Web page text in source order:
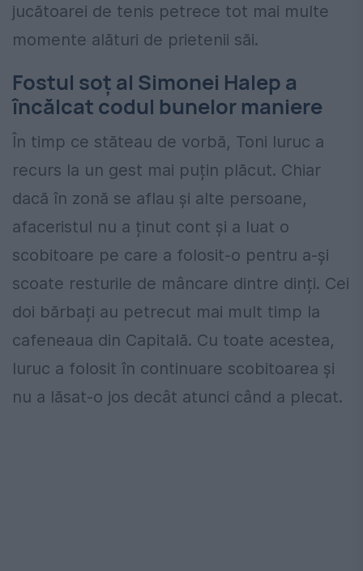
jucătoarei de tenis petrece tot mai multe
momente alături de prietenii săi.
Fostul soț al Simonei Halep a
încălcat codul bunelor maniere
În timp ce stăteau de vorbă, Toni Iuruc a
recurs la un gest mai puțin plăcut. Chiar
dacă în zonă se aflau și alte persoane,
afaceristul nu a ținut cont și a luat o
scobitoare pe care a folosit-o pentru a-și
scoate resturile de mâncare dintre dinți. Cei
doi bărbați au petrecut mai mult timp la
cafeneaua din Capitală. Cu toate acestea,
Iuruc a folosit în continuare scobitoarea și
nu a lăsat-o jos decât atunci când a plecat.